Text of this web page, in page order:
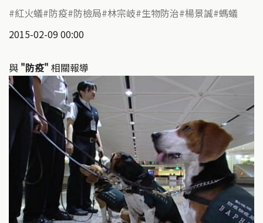
紅火蟻 防疫 防檢局 林宗岐 生物防治 楊景誠 螞蟻
2015-02-09 00:00
與 "防疫" 相關報導